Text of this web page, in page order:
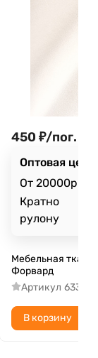
450 ₽/пог. м
Оптовая цена
От 20000р
Кратно
рулону
Мебельная ткань
Форвард
Артикул 633
В корзину